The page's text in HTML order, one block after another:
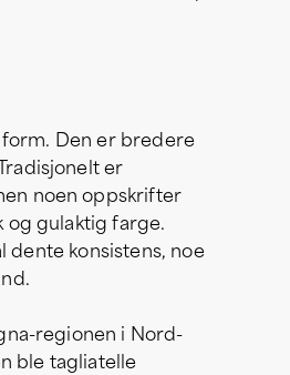
form. Den er bredere
er
noen oppskrifter
og gulaktig farge.
dente konsistens, noe
regionen i Nord-
ble tagliatelle